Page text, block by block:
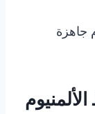
جاهزة